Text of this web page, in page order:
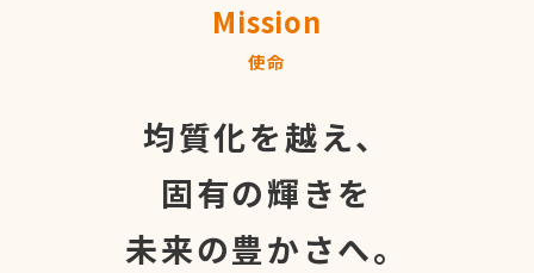
Mission
使命
均質化を越え、
固有の輝きを
未来の豊かさへ。